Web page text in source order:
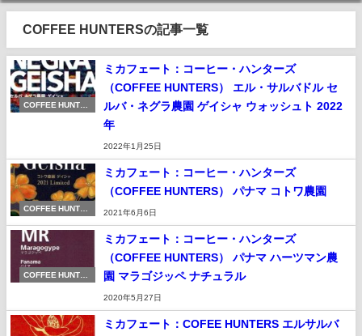
COFFEE HUNTERSの記事一覧
COFFEE HUNTER
ミカフェート：コーヒー・ハンターズ
（COFFEE HUNTERS） エル・サルバドル セ
ルバ・ネグラ農園 ゲイシャ ウォッシュト 2022
年
2022年1月25日
COFFEE HUNTER
ミカフェート：コーヒー・ハンターズ
（COFFEE HUNTERS） パナマ コトワ農園
2021年6月6日
COFFEE HUNTER
ミカフェート：コーヒー・ハンターズ
（COFFEE HUNTERS） パナマ ハーツマン農
園 マラゴジッペ ナチュラル
2020年5月27日
ミカフェート：COFEE HUNTERS エルサルバ